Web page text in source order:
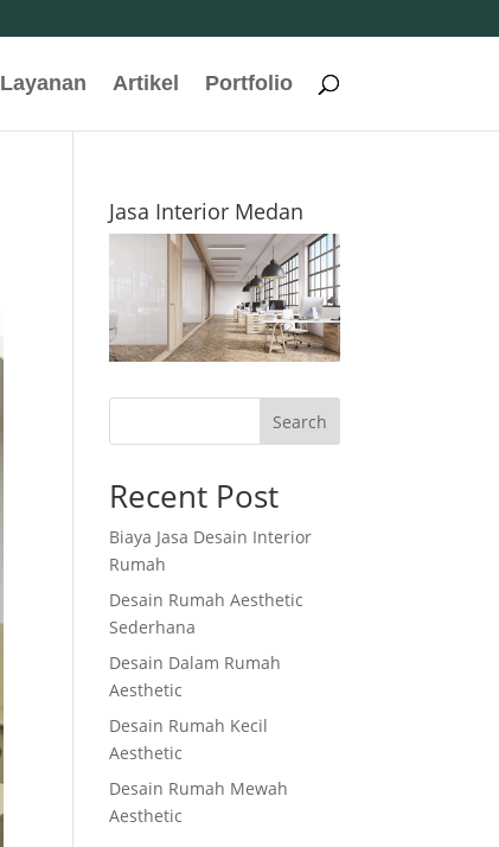
Layanan Artikel Portfolio
Jasa Interior Medan
Search
Recent Post
Biaya Jasa Desain Interior
Rumah
Desain Rumah Aesthetic
Sederhana
Desain Dalam Rumah
Aesthetic
Desain Rumah Kecil
Aesthetic
Desain Rumah Mewah
Aesthetic